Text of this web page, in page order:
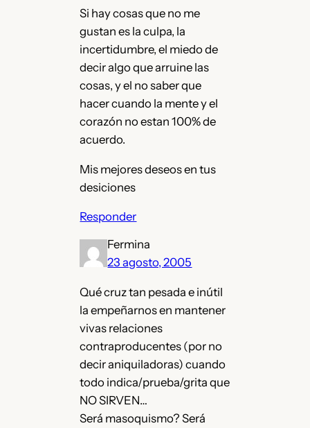
Si hay cosas que no me
gustan es la culpa, la
incertidumbre, el miedo de
decir algo que arruine las
cosas, y el no saber que
hacer cuando la mente y el
corazón no estan 100% de
acuerdo.
Mis mejores deseos en tus
desiciones
Responder
Fermina
23 agosto, 2005
Qué cruz tan pesada e inútil
la empeñarnos en mantener
vivas relaciones
contraproducentes (por no
decir aniquiladoras) cuando
todo indica/prueba/grita que
NO SIRVEN…
Será masoquismo? Será